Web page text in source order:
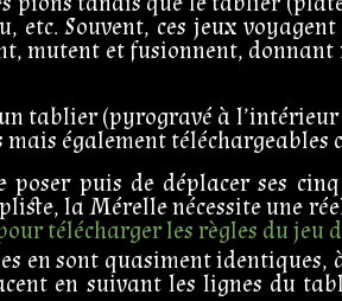
Souvent, ces jeux
mutent et fusionnent,
tablier (pyrogravé à
également téléchargeables
puis de déplacer ses
la Mérelle nécessite une
télécharger les règles du jeu
en sont quasiment identiques,
en suivant les lignes du